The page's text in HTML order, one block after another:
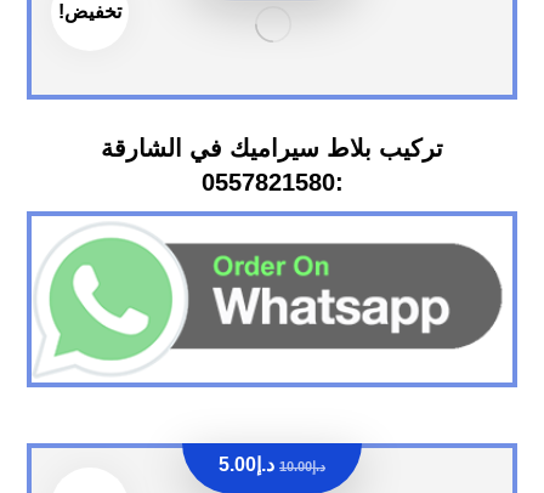
تخفيض!
تركيب بلاط سيراميك في الشارقة
:0557821580
د.إ10.00 د.إ 5.00